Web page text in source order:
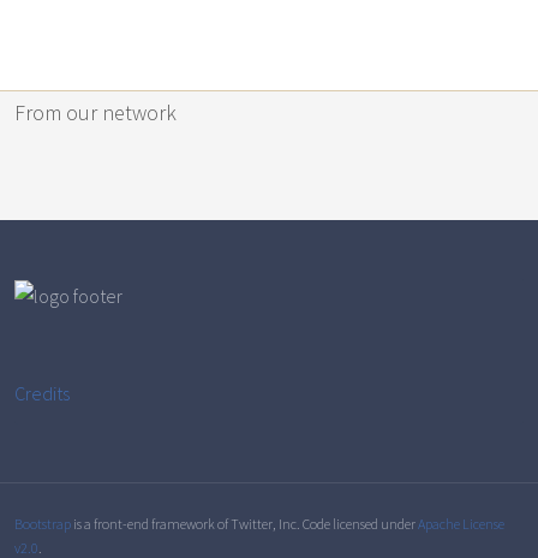
From our network
Credits
Bootstrap is a front-end framework of Twitter, Inc. Code licensed underApache License
v2.0